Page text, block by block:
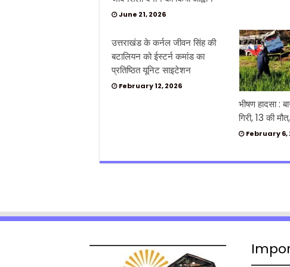
June 21, 2026
उत्तराखंड के कर्नल जीवन सिंह की
बटालियन को ईस्टर्न कमांड का
प्रतिष्ठित यूनिट साइटेशन
February 12, 2026
भीषण हादसा :
गिरी, 13 की
February 6,